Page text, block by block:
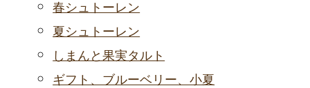
春シュトーレン
夏シュトーレン
しまんと果実タルト
ギフト、ブルーベリー、小夏